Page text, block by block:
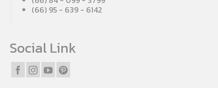
(66) 95 - 639 - 6142
Social Link